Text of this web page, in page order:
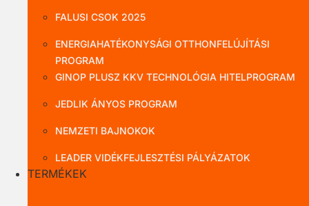
FALUSI CSOK 2025
ENERGIAHATÉKONYSÁGI OTTHONFELÚJÍTÁSI
PROGRAM
GINOP PLUSZ KKV TECHNOLÓGIA HITELPROGRAM
JEDLIK ÁNYOS PROGRAM
NEMZETI BAJNOKOK
LEADER VIDÉKFEJLESZTÉSI PÁLYÁZATOK
TERMÉKEK